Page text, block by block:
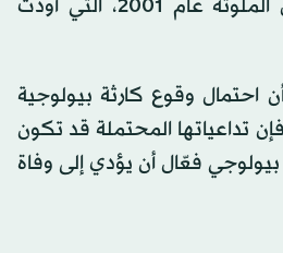
أبرزها هجمات الرسائل الملوثة عام 2001، التي أودت
احتمال وقوع كارثة بيولوجية
تداعياتها المحتملة قد تكون
فعّال أن يؤدي إلى وفاة